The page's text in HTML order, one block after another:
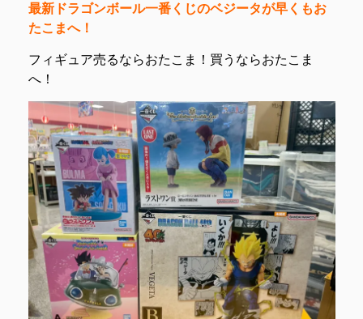
最新ドラゴンボール一番くじのベジータが早くもお
たこまへ！
フィギュア売るならおたこま！買うならおたこま
へ！